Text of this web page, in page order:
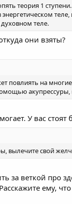
теория 1
теле.
они взяты?
повлиять на
У вас
вылечите свой
за веткой про
ему,